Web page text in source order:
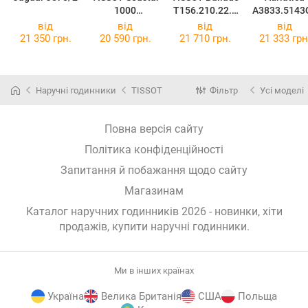
1000
T120.210.11.0
41.00
T156.210.22.0
41.00
від
21 350 грн.
від
20 590 грн.
від
21 710 грн.
від
21 333
Наручні годинники TISSOT Фільтр Усі моделі
Повна версія сайту
Політика конфіденційності
Запитання й побажання щодо сайту
Магазинам
Каталог наручних годинників 2026 - новинки, хіти
продажів, купити наручні годинники.
Ми в інших країнах
Україна Велика Британія США
Польща